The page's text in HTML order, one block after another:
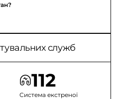
служб
112
Система екстреної